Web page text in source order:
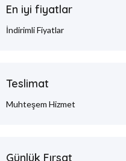
En iyi fiyatlar
İndirimli Fiyatlar
Teslimat
Muhteşem Hizmet
Günlük Fırsat